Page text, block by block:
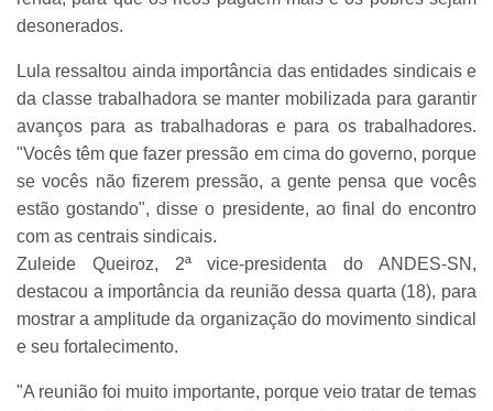
desonerados.
Lula ressaltou ainda importância das entidades sindicais e
da classe trabalhadora se manter mobilizada para garantir
avanços para as trabalhadoras e para os trabalhadores.
"Vocês têm que fazer pressão em cima do governo, porque
se vocês não fizerem pressão, a gente pensa que vocês
estão gostando", disse o presidente, ao final do encontro
com as centrais sindicais.
Zuleide Queiroz, 2ª vice-presidenta do ANDES-SN,
destacou a importância da reunião dessa quarta (18), para
mostrar a amplitude da organização do movimento sindical
e seu fortalecimento.
"A reunião foi muito importante, porque veio tratar de temas